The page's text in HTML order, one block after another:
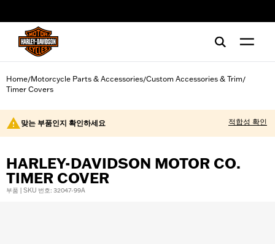
Home/Motorcycle Parts & Accessories/Custom Accessories & Trim/
Timer Covers
맞는 부품인지 확인하세요 적합성 확인
HARLEY-DAVIDSON MOTOR CO.
TIMER COVER
부품 | SKU 번호: 32047-99A